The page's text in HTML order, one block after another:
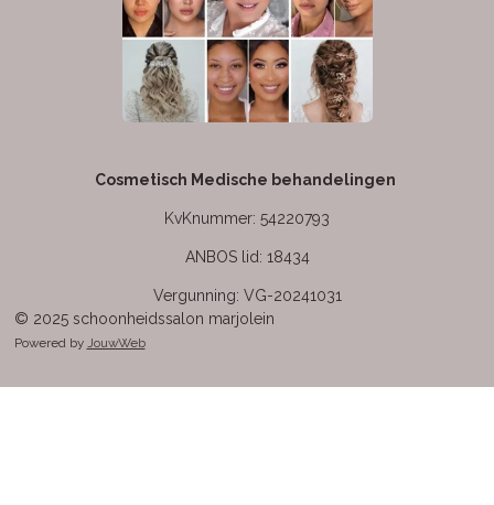
Cosmetisch Medische behandelingen
KvKnummer: 54220793
ANBOS lid: 18434
Vergunning: VG-20241031
© 2025 schoonheidssalon marjolein
Powered by JouwWeb